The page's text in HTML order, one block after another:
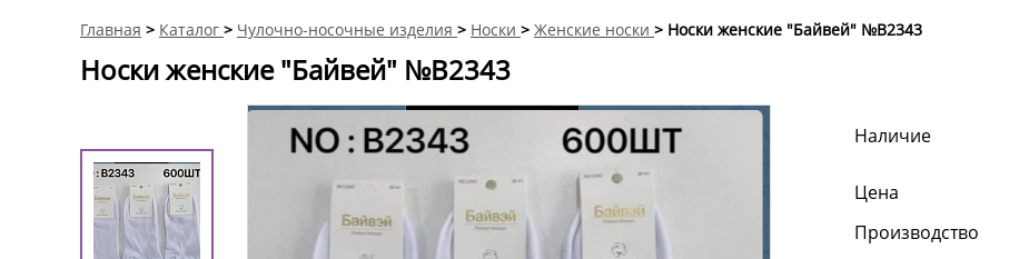
Главная > Каталог > Чулочно-носочные изделия > Носки > Женские носки > Носки женские "Байвей" №В2343
Носки женские "Байвей" №В2343
Наличие
Цена
Производство